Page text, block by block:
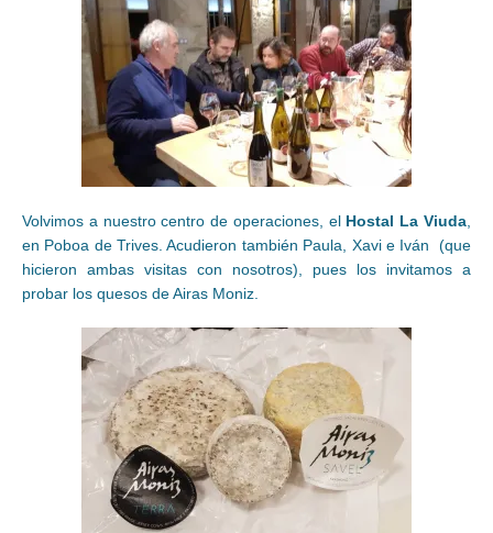
Volvimos a nuestro centro de operaciones, el Hostal La Viuda,
en Poboa de Trives. Acudieron también Paula, Xavi e Iván (que
hicieron ambas visitas con nosotros), pues los invitamos a
probar los quesos de Airas Moniz.